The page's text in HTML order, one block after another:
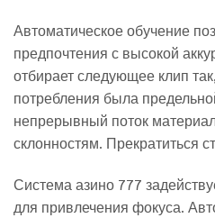
Автоматическое обучение
предпочтения с высокой
отбирает следующее клип
потребления была
непрерывный поток
склонностям. Прекратиться
Система азино 777
для привлечения фокуса.